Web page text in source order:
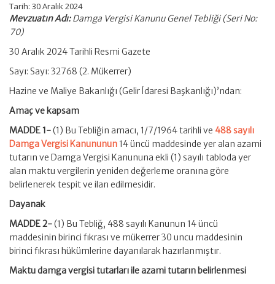
Tarih: 30 Aralık 2024
Mevzuatın Adı:Damga Vergisi Kanunu Genel Tebliği (Seri No:
70)
30 Aralık 2024 Tarihli Resmi Gazete
Sayı: Sayı: 32768 (2. Mükerrer)
Hazine ve Maliye Bakanlığı (Gelir İdaresi Başkanlığı)’ndan:
Amaç ve kapsam
MADDE 1-(1) Bu Tebliğin amacı, 1/7/1964 tarihli ve 488 sayılı
Damga Vergisi Kanununun 14 üncü maddesinde yer alan azami
tutarın ve Damga Vergisi Kanununa ekli (1) sayılı tabloda yer
alan maktu vergilerin yeniden değerleme oranına göre
belirlenerek tespit ve ilan edilmesidir.
Dayanak
MADDE 2-(1) Bu Tebliğ, 488 sayılı Kanunun 14 üncü
maddesinin birinci fıkrası ve mükerrer 30 uncu maddesinin
birinci fıkrası hükümlerine dayanılarak hazırlanmıştır.
Maktu damga vergisi tutarları ile azami tutarın belirlenmesi